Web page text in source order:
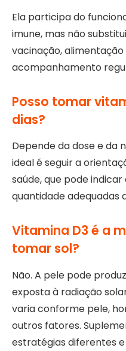
Ela participa do
imune, mas não
vacinação,
acompanhamento
Posso tomar
dias?
Depende da dose e da
ideal é seguir a
saúde, que pode
quantidade adequadas
Vitamina D3 é a
tomar sol?
Não. A pele pode
exposta à radiação
varia conforme pele,
outros fatores.
estratégias diferentes